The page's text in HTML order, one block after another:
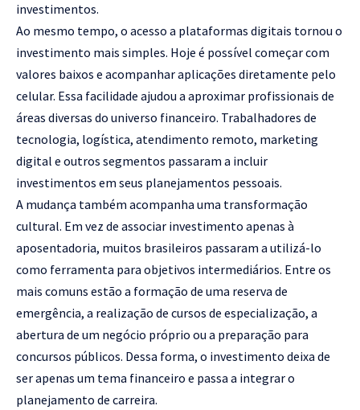
investimentos.
Ao mesmo tempo, o acesso a plataformas digitais tornou o
investimento mais simples. Hoje é possível começar com
valores baixos e acompanhar aplicações diretamente pelo
celular. Essa facilidade ajudou a aproximar profissionais de
áreas diversas do universo financeiro. Trabalhadores de
tecnologia, logística, atendimento remoto, marketing
digital e outros segmentos passaram a incluir
investimentos em seus planejamentos pessoais.
A mudança também acompanha uma transformação
cultural. Em vez de associar investimento apenas à
aposentadoria, muitos brasileiros passaram a utilizá-lo
como ferramenta para objetivos intermediários. Entre os
mais comuns estão a formação de uma reserva de
emergência, a realização de cursos de especialização, a
abertura de um negócio próprio ou a preparação para
concursos públicos. Dessa forma, o investimento deixa de
ser apenas um tema financeiro e passa a integrar o
planejamento de carreira.